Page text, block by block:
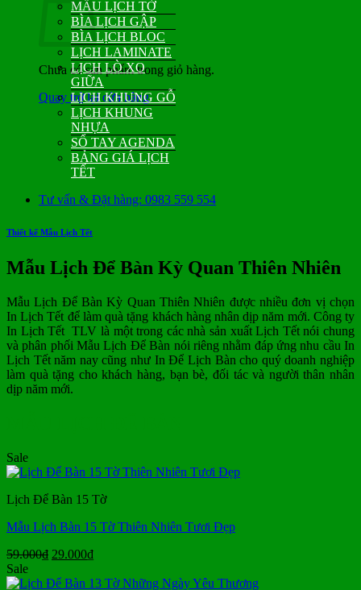
Chưa có sản phẩm trong giỏ hàng.
Quay trở lại cửa hàng
MẪU LỊCH TỜ
BÌA LỊCH GẬP
BÌA LỊCH BLOC
LỊCH LAMINATE
LỊCH LÒ XO
GIỮA
LỊCH KHUNG GỖ
LỊCH KHUNG
NHỰA
SỔ TAY AGENDA
BẢNG GIÁ LỊCH
TẾT
Tư vấn & Đặt hàng: 0983 559 554
Thiết kế Mẫu Lịch Tết
Mẫu Lịch Để Bàn Kỳ Quan Thiên Nhiên
Mẫu Lịch Để Bàn Kỳ Quan Thiên Nhiên được nhiều đơn vị chọn
In Lịch Tết để làm quà tặng khách hàng nhân dịp năm mới. Công ty
In Lịch Tết TLV là một trong các nhà sản xuất Lịch Tết nói chung
và phân phối Mẫu Lịch Để Bàn nói riêng nhằm đáp ứng nhu cầu In
Lịch Tết năm nay cũng như In Để Lịch Bàn cho quý doanh nghiệp
làm quà tặng cho khách hàng, bạn bè, đối tác và người thân nhân
dịp năm mới.
Sale
Lịch Để Bàn 15 Tờ
Mẫu Lịch Bàn 15 Tờ Thiên Nhiên Tươi Đẹp
59.000₫ Giá
là:
29.000₫Giá
tại
Sale